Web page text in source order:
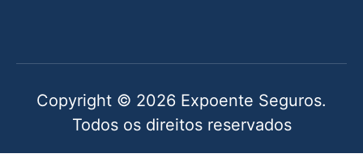
Copyright © 2026 Expoente Seguros.
Todos os direitos reservados